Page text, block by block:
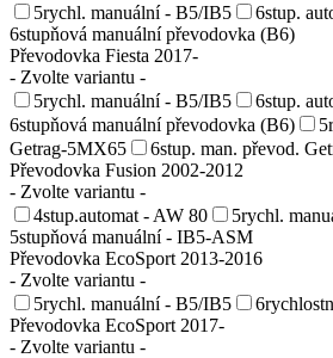
5rychl. manuální - B5/IB5
6stup.
6stupňová manuální převodovka (B6)
Převodovka Fiesta 2017-
- Zvolte variantu -
5rychl. manuální - B5/IB5
6stup.
6stupňová manuální převodovka (B6)
Getrag-5MX65
6stup. man. převod.
Převodovka Fusion 2002-2012
- Zvolte variantu -
4stup.automat - AW 80
5rychl.
5stupňová manuální - IB5-ASM
Převodovka EcoSport 2013-2016
- Zvolte variantu -
5rychl. manuální - B5/IB5
Převodovka EcoSport 2017-
- Zvolte variantu -